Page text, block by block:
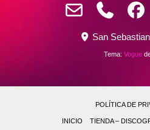
San
Tema: Vogue
POLÍTICA DE
INICIO TIENDA –